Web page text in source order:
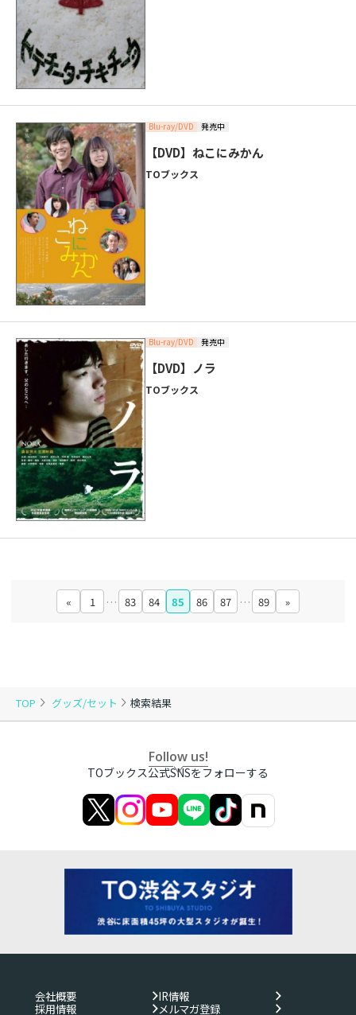
TOP グッズ/セット 検索結果
Blu-ray/DVD 発売中
【DVD】ねこにみかん
TOブックス
Blu-ray/DVD 発売中
【DVD】ノラ
TOブックス
« 1 … 83 84 85 86 87 … 89 »
Follow us!
TOブックス公式SNSをフォローする
会社概要
IR情報
採用情報
メルマガ登録